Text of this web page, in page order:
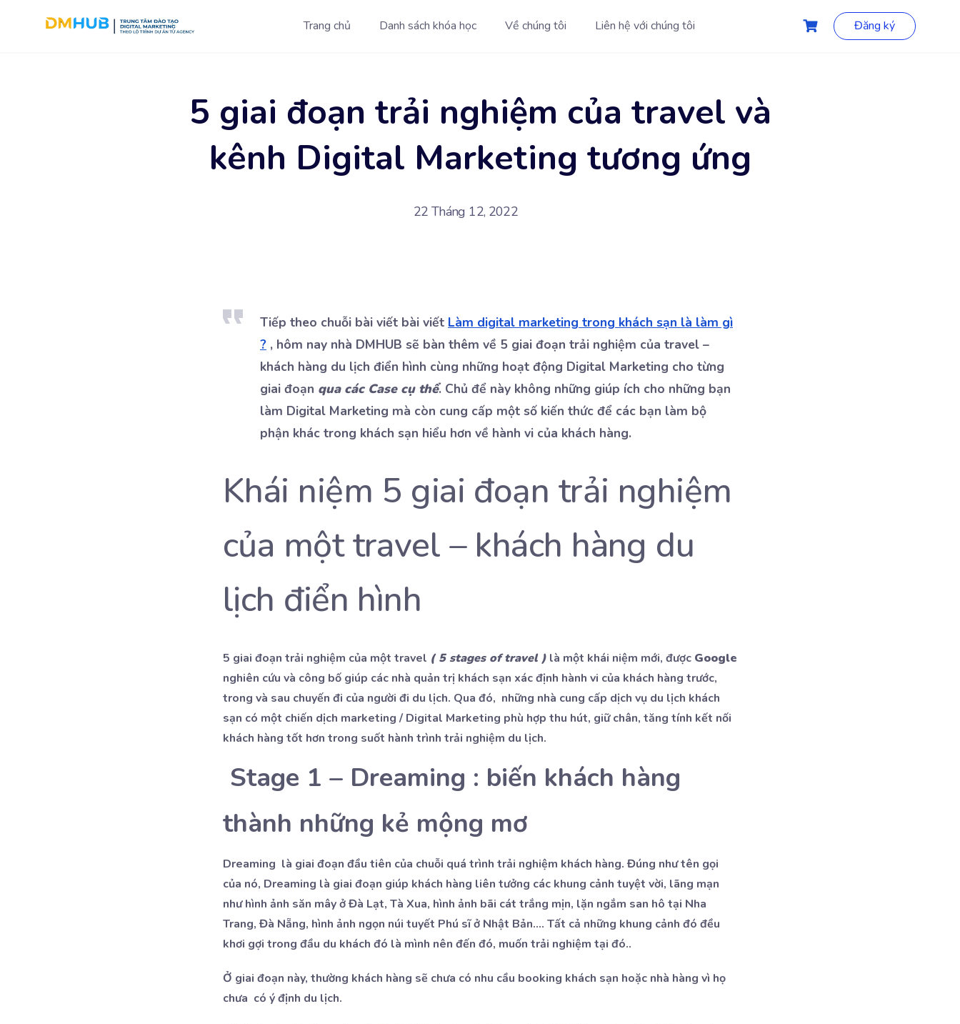
Trang chủ Danh sách khóa học Về chúng tôi Liên hệ với chúng tôi Đăng ký
5 giai đoạn trải nghiệm của travel và
kênh Digital Marketing tương ứng
22 Tháng 12, 2022
Tiếp theo chuỗi bài viết bài viết Làm digital marketing trong khách sạn là làm gì
? , hôm nay nhà DMHUB sẽ bàn thêm về 5 giai đoạn trải nghiệm của travel –
khách hàng du lịch điển hình cùng những hoạt động Digital Marketing cho từng
giai đoạn qua các Case cụ thể. Chủ để này không những giúp ích cho những bạn
làm Digital Marketing mà còn cung cấp một số kiến thức để các bạn làm bộ
phận khác trong khách sạn hiểu hơn về hành vi của khách hàng.
Khái niệm 5 giai đoạn trải nghiệm
của một travel – khách hàng du
lịch điển hình
5 giai đoạn trải nghiệm của một travel ( 5 stages of travel ) là một khái niệm mới, được Google
nghiên cứu và công bố giúp các nhà quản trị khách sạn xác định hành vi của khách hàng trước,
trong và sau chuyến đi của người đi du lịch. Qua đó, những nhà cung cấp dịch vụ du lịch khách
sạn có một chiến dịch marketing / Digital Marketing phù hợp thu hút, giữ chân, tăng tính kết nối
khách hàng tốt hơn trong suốt hành trình trải nghiệm du lịch.
Stage 1 – Dreaming : biến khách hàng
thành những kẻ mộng mơ
Dreaming là giai đoạn đầu tiên của chuỗi quá trình trải nghiệm khách hàng. Đúng như tên gọi
của nó, Dreaming là giai đoạn giúp khách hàng liên tưởng các khung cảnh tuyệt vời, lãng mạn
như hình ảnh săn mây ở Đà Lạt, Tà Xua, hình ảnh bãi cát trắng mịn, lặn ngắm san hô tại Nha
Trang, Đà Nẵng, hình ảnh ngọn núi tuyết Phú sĩ ở Nhật Bản…. Tất cả những khung cảnh đó đều
khơi gợi trong đầu du khách đó là mình nên đến đó, muốn trải nghiệm tại đó..
Ở giai đoạn này, thường khách hàng sẽ chưa có nhu cầu booking khách sạn hoặc nhà hàng vì họ
chưa có ý định du lịch.